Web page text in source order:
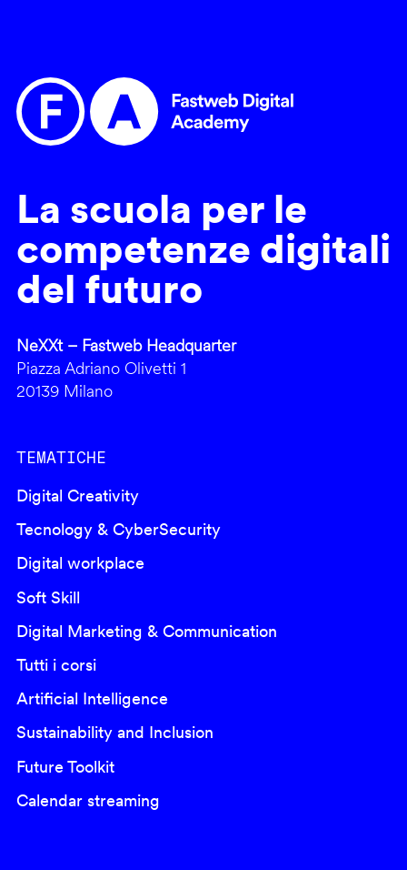
La scuola per le
competenze digitali
del futuro
NeXXt – Fastweb Headquarter
Piazza Adriano Olivetti 1
20139 Milano
TEMATICHE
Digital Creativity
Tecnology & CyberSecurity
Digital workplace
Soft Skill
Digital Marketing & Communication
Tutti i corsi
Artificial Intelligence
Sustainability and Inclusion
Future Toolkit
Calendar streaming